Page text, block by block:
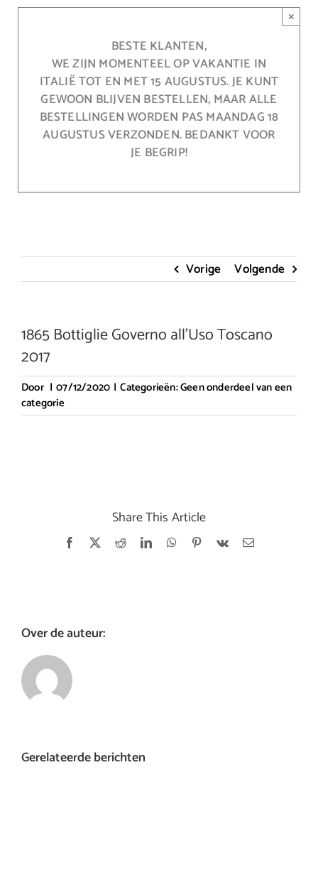
BESTE KLANTEN,
WE ZIJN MOMENTEEL OP VAKANTIE IN
ITALIË TOT EN MET 15 AUGUSTUS. JE KUNT
GEWOON BLIJVEN BESTELLEN, MAAR ALLE
BESTELLINGEN WORDEN PAS MAANDAG 18
AUGUSTUS VERZONDEN. BEDANKT VOOR
JE BEGRIP!
×
Vorige Volgende
1865 Bottiglie Governo all’Uso Toscano
2017
Door | 07/12/2020 | Categorieën:Geen onderdeel van een
categorie
Share This Article
Facebook RedditLinkedInWhatsApp
Pinterest
Vk
E-
Over de auteur:
Gerelateerde berichten